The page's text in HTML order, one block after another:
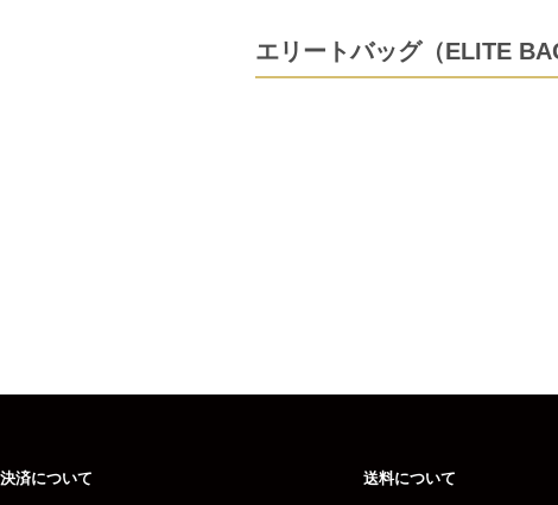
エリートバッグ（ELITE
決済について 送料について